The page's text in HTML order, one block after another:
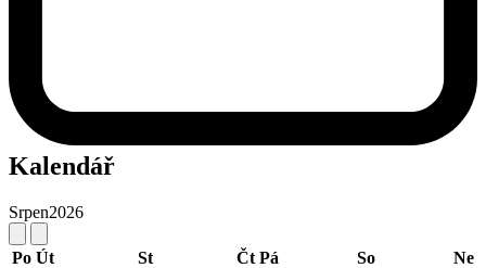
Kalendář
Srpen2026
Po Út St Čt Pá So
Ne